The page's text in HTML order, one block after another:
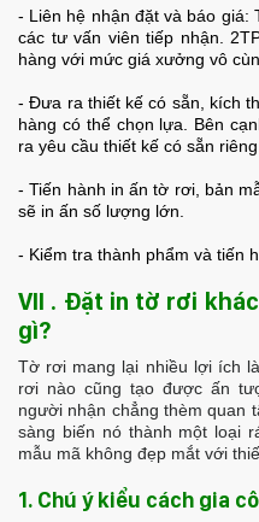
- Liên hệ nhận đặt và báo giá:
các tư vấn viên tiếp nhận.
hàng với mức giá xưởng vô
- Đưa ra thiết kế có sẵn, kích
hàng có thể chọn lựa. Bên
ra yêu cầu thiết kế có sẵn
- Tiến hành in ấn tờ rơi, bản
sẽ in ấn số lượng lớn.
- Kiểm tra thành phẩm và tiến
VII . Đặt in tờ rơi
gì?
Tờ rơi mang lại nhiều lợi ích
rơi nào cũng tạo được ấn
người nhận chẳng thèm quan
sàng biến nó thành một loại
mẫu mã không đẹp mắt với
1. Chú ý kiểu cách gia